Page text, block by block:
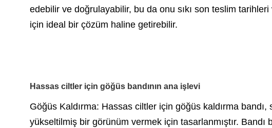
edebilir ve doğrulayabilir, bu da onu sıkı son teslim
için ideal bir çözüm haline getirebilir.
Hassas ciltler için göğüs bandının ana işlevi
Göğüs Kaldırma: Hassas ciltler için göğüs kaldırma
yükseltilmiş bir görünüm vermek için tasarlanmıştır.